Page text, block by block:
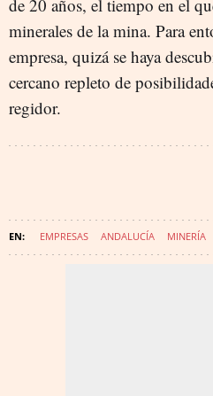
de 20 años, el tiempo en el
minerales de la mina. Para
empresa, quizá se haya
cercano repleto de
regidor.
EMPRESAS ANDALUCÍA MINERÍA